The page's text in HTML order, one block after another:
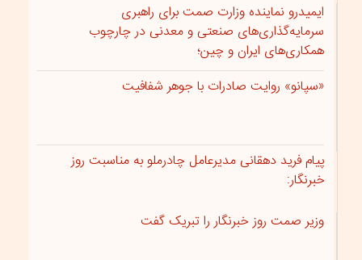
ایمیدرو نماینده وزارت صمت برای راهبری
سرمایه‌گذاری‌های صنعتی و معدنی در چارچوب
همکاری‌های ایران و چین؛
«سپانو» روایت صادرات با جوهر شفافیت
پیام فرید دهقانی مدیرعامل چادرملو به مناسبت روز
خبرنگار:
وزیر صمت روز خبرنگار را تبریک گفت